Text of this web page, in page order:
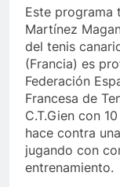
Este programa
Martínez
del tenis
(Francia) es
Federación
Francesa de
C.T.Gien con
hace contra
jugando con
entrenamiento.